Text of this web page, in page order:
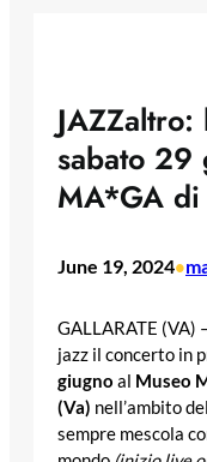
JAZZaltro:
sabato 29
MA*GA di
June 19, 2024•
GALLARATE (VA)
jazz il concerto in
giugno al Museo
(Va) nell’ambito
sempre mescola